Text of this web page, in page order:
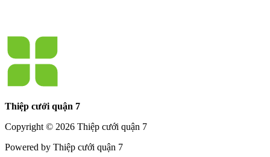
Thiệp cưới quận 7
Copyright © 2026 Thiệp cưới quận 7
Powered by Thiệp cưới quận 7